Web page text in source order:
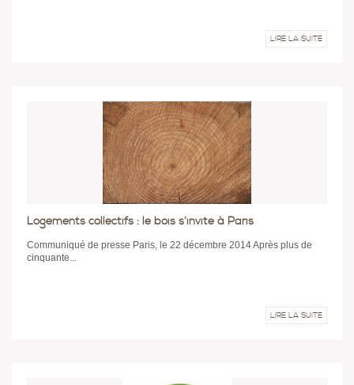
LIRE LA SUITE
Logements collectifs : le bois s’invite à Paris
Communiqué de presse Paris, le 22 décembre 2014 Après plus de
cinquante...
LIRE LA SUITE